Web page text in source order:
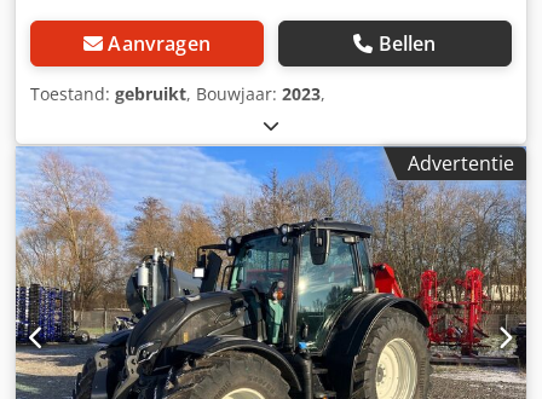
Aanvragen Bellen
Toestand: gebruikt, Bouwjaar: 2023,
Advertentie